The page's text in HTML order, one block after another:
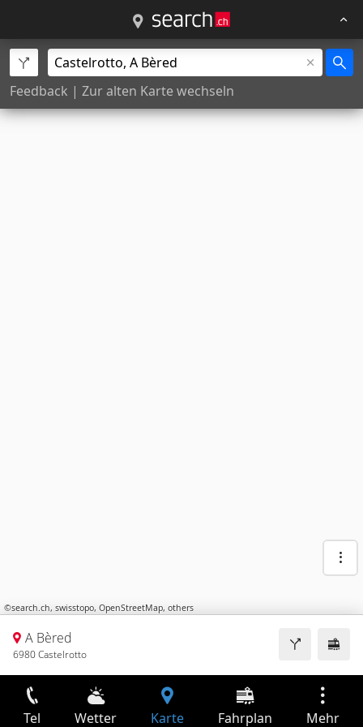
Feedback | Zur alten Karte wechseln
©search.ch, swisstopo, OpenStreetMap, others
A Bèred
6980 Castelrotto
Tel Wetter Karte Fahrplan Mehr